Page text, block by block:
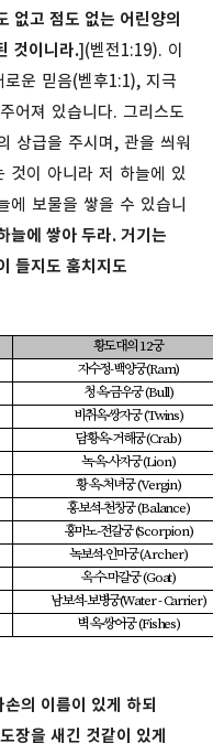
없고 점도 없는 어린양의
것이니라.](벧전1:19). 이
운 믿음(벧후1:1), 지극
어져 있습니다. 그리스도
상급을 주시며, 관을 씌워
것이 아니라 저 하늘에 있
에 보물을 쌓을 수 있습니
늘에 쌓아 두라. 거기는
들지도 훔치지도
황도대의 12궁
자수정-백양궁(Ram)
청 옥-금우궁 (Bull)
비취옥-쌍자궁 (Twins)
담황옥-거해궁 (Crab)
녹 옥-사자궁 (Lion)
황 옥-처녀궁 (Vergin)
홍보석-천칭궁 (Balance)
홍마노-전갈궁 (Scorpion)
녹보석-인마궁 (Archer)
옥 수-마갈궁 (Goat)
남보석-보병궁(Water - Carrier)
벽 옥-쌍어궁 (Fishes)
의 이름이 있게 하되
장을 새긴 것같이 있게